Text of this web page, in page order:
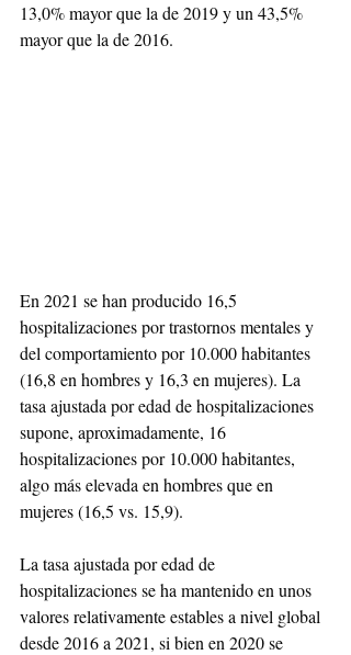
13,0% mayor que la de 2019 y un 43,5%
mayor que la de 2016.
En 2021 se han producido 16,5
hospitalizaciones por trastornos mentales y
del comportamiento por 10.000 habitantes
(16,8 en hombres y 16,3 en mujeres). La
tasa ajustada por edad de hospitalizaciones
supone, aproximadamente, 16
hospitalizaciones por 10.000 habitantes,
algo más elevada en hombres que en
mujeres (16,5 vs. 15,9).
La tasa ajustada por edad de
hospitalizaciones se ha mantenido en unos
valores relativamente estables a nivel global
desde 2016 a 2021, si bien en 2020 se